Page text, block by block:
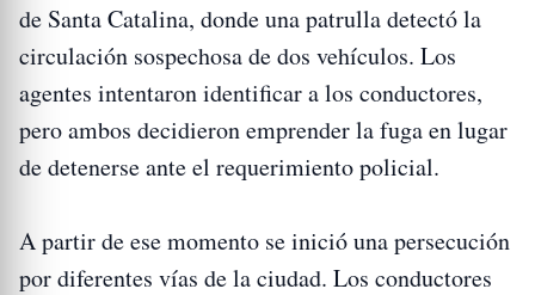
de Santa Catalina, donde una patrulla detectó la
circulación sospechosa de dos vehículos. Los
agentes intentaron identificar a los conductores,
pero ambos decidieron emprender la fuga en lugar
de detenerse ante el requerimiento policial.
A partir de ese momento se inició una persecución
por diferentes vías de la ciudad. Los conductores